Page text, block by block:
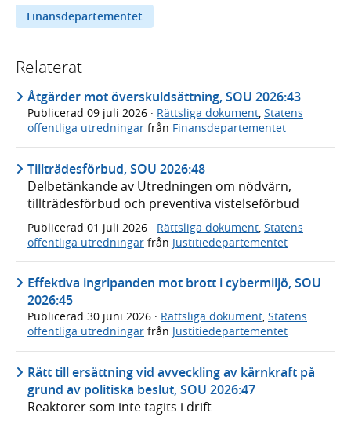
Finansdepartementet
Relaterat
Åtgärder mot överskuldsättning, SOU 2026:43
Publicerad 09 juli 2026 · Rättsliga dokument, Statens
offentliga utredningar från Finansdepartementet
Tillträdesförbud, SOU 2026:48
Delbetänkande av Utredningen om nödvärn,
tillträdesförbud och preventiva vistelseförbud
Publicerad 01 juli 2026 · Rättsliga dokument Statens
offentliga utredningar från Justitiedepartementet
Effektiva ingripanden mot brott i cybermiljö, SOU
2026:45
Publicerad 30 juni 2026 · Rättsliga dokument, Statens
offentliga utredningar från Justitiedepartementet
Rätt till ersättning vid avveckling av kärnkraft på
grund av politiska beslut, SOU 2026:47
Reaktorer som inte tagits i drift